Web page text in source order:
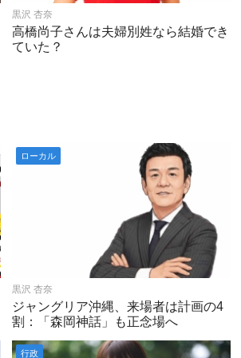
黒沢 杏奈
高橋尚子さんは夫婦別姓なら結婚でき
ていた？
黒沢 杏奈
ジャングリア沖縄、来場者は計画の4
割：「森岡神話」も正念場へ
ローカル
行政